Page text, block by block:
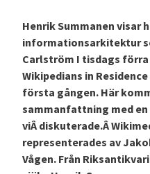
Henrik Summanen visar
informationsarkitektur
Carlström I tisdags
Wikipedians in
första gången. Här
sammanfattning med en
viÂ diskuterade.Â
representerades av
Vågen. Från